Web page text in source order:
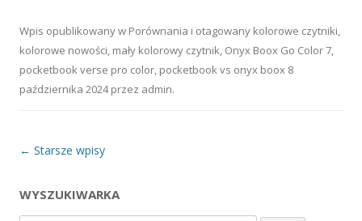
Wpis opublikowany w Porównania i otagowany kolorowe czytniki,
kolorowe nowości, mały kolorowy czytnik, Onyx Boox Go Color 7,
pocketbook verse pro color, pocketbook vs onyx boox 8
października 2024przez admin.
Nawigacja wpisu
← Starsze wpisy
WYSZUKIWARKA